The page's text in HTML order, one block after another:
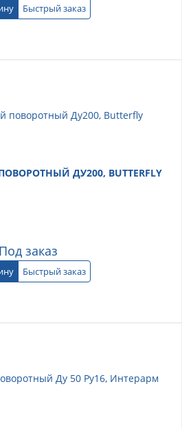
Быстрый заказ
ДУ200, BUTTERFLY
Под заказ
Быстрый заказ